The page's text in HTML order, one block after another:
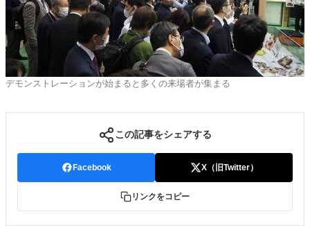
デモンストレーションが始まると多くの来場者が集まる
この記事をシェアする
Facebook X（旧Twitter）
リンクをコピー